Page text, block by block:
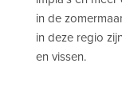
in de
in deze regio
en vissen.